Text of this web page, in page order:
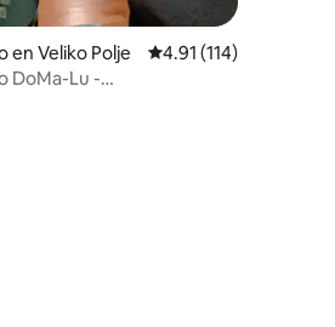
5, 193 reseñas
Veliko Polje Calificación promedio:
4.91 (114)
DoMa-Lu -